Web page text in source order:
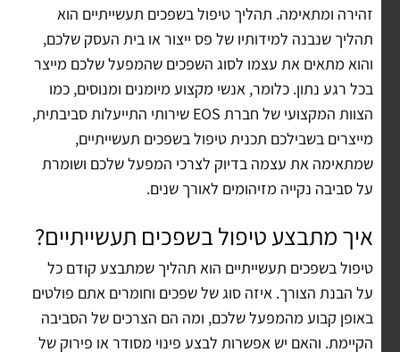
זהירה ומתאימה. תהליך טיפול בשפכים תעשייתיים הוא
תהליך שנבנה למידותיו של פס ייצור או בית העסק שלכם,
והוא מתאים את עצמו לסוג השפכים שהמפעל שלכם מייצר
בכל רגע נתון. כלומר, אנשי מקצוע מיומנים ומנוסים, כמו
הצוות המקצועי של חברת EOS שירותי התייעלות סביבתית,
מייצרים בשבילכם תכנית טיפול בשפכים תעשייתיים,
שמתאימה את עצמה בדיוק לצרכי המפעל שלכם ושומרת
על סביבה נקייה מזיהומים לאורך שנים.
איך מתבצע טיפול בשפכים תעשייתיים?
טיפול בשפכים תעשייתיים הוא תהליך שמתבצע קודם כל
על הבנת הצורך. איזה סוג של שפכים וחומרים אתם פולטים
באופן קבוע מהמפעל שלכם, ומה הם הצרכים של הסביבה
הקיימת. והאם יש אפשרות לבצע פינוי מסודר או פירוק של